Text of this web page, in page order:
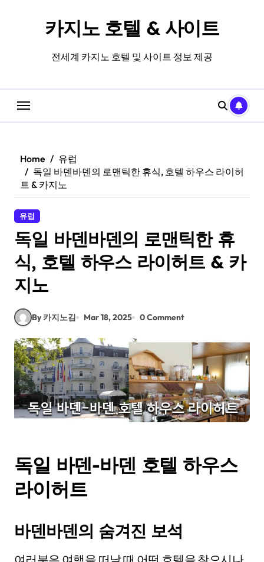
카지노 호텔 & 사이트
전세계 카지노 호텔 및 사이트 정보 제공
Home
유럽
독일 바덴바덴의 로맨틱한 휴식, 호텔 하우스 라이허
트 & 카지노
유럽
독일 바덴바덴의 로맨틱한 휴
식, 호텔 하우스 라이허트 & 카
지노
By 카지노김 Mar 18, 2025 0 Comment
독일 바덴-바덴 호텔 하우스
라이허트
바덴바덴의 숨겨진 보석